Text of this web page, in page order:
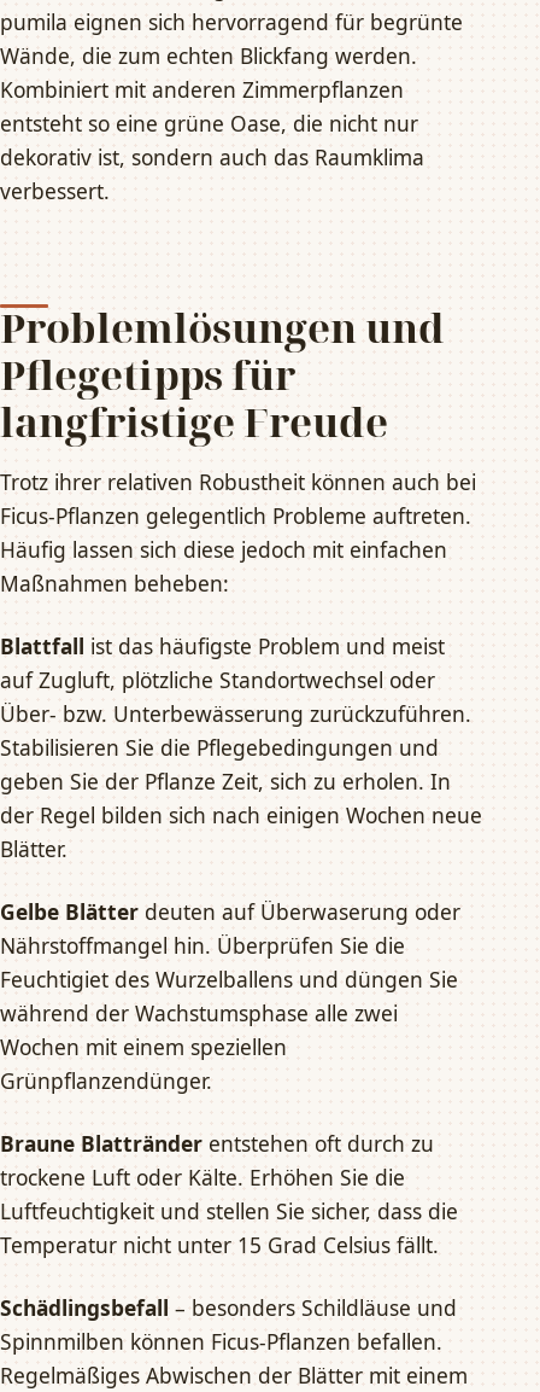
pumila eignen sich hervorragend für begrünte
Wände, die zum echten Blickfang werden.
Kombiniert mit anderen Zimmerpflanzen
entsteht so eine grüne Oase, die nicht nur
dekorativ ist, sondern auch das Raumklima
verbessert.
Problemlösungen und
Pflegetipps für
langfristige Freude
Trotz ihrer relativen Robustheit können auch bei
Ficus-Pflanzen gelegentlich Probleme auftreten.
Häufig lassen sich diese jedoch mit einfachen
Maßnahmen beheben:
Blattfall ist das häufigste Problem und meist
auf Zugluft, plötzliche Standortwechsel oder
Über- bzw. Unterbewässerung zurückzuführen.
Stabilisieren Sie die Pflegebedingungen und
geben Sie der Pflanze Zeit, sich zu erholen. In
der Regel bilden sich nach einigen Wochen neue
Blätter.
Gelbe Blätter deuten auf Überwaserung oder
Nährstoffmangel hin. Überprüfen Sie die
Feuchtigiet des Wurzelballens und düngen Sie
während der Wachstumsphase alle zwei
Wochen mit einem speziellen
Grünpflanzendünger.
Braune Blattränder entstehen oft durch zu
trockene Luft oder Kälte. Erhöhen Sie die
Luftfeuchtigkeit und stellen Sie sicher, dass die
Temperatur nicht unter 15 Grad Celsius fällt.
Schädlingsbefall – besonders Schildläuse und
Spinnmilben können Ficus-Pflanzen befallen.
Regelmäßiges Abwischen der Blätter mit einem